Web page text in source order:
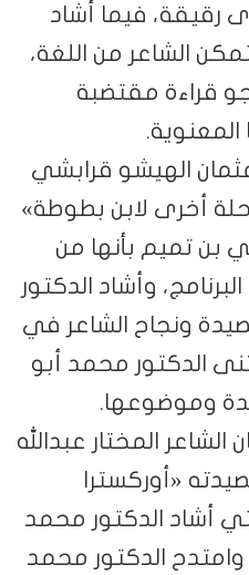
رقيقة، فيما أشاد
الشاعر من اللغة،
قراءة مقتضبة
المعنوية.
عثمان الهيشو قرابشي
أخرى لابن بطوطة»
بن تميم بأنها من
وأشاد الدكتور
ونجاح الشاعر في
الدكتور محمد أبو
وموضوعها.
المختار عبدالله
«أوركسترا
أشاد الدكتور محمد
وامتدح الدكتور محمد